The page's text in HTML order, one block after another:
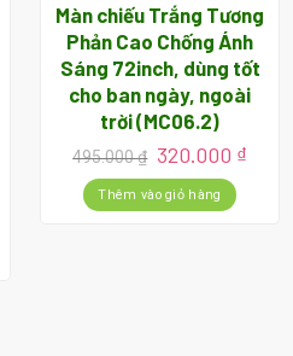
Màn chiếu Trắng Tương
Phản Cao Chống Ánh
Sáng 72inch, dùng tốt
cho ban ngày, ngoài
trời (MC06.2)
495.000₫ Giá
gốc
là:
495.000 ₫.
320.000 ₫Giá
Thêm vào giỏ hàng